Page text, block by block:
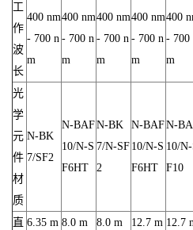
工
作
波
长
400 nm
- 700 n
m
400 nm
- 700 n
m
400 nm
- 700 n
m
400 nm
- 700 n
m
400
- 700
m
光
学
元
件
材
质
N-BK
7/SF2
N-BAF
10/N-S
F6HT
N-BK
7/N-SF
2
N-BAF
10/N-S
F6HT
N-
10/N-
F10
直 6.35 m 8.0 m
8.0 m
12.7 m 12.7